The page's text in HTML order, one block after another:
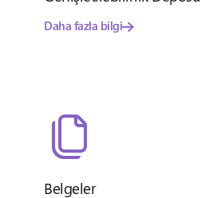
Daha fazla bilgi
Belgeler